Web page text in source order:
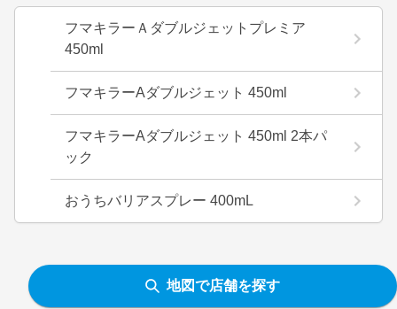
フマキラーＡダブルジェットプレミア
450ml
フマキラーAダブルジェット 450ml
フマキラーAダブルジェット 450ml 2本パ
ック
おうちバリアスプレー 400mL
地図で店舗を探す